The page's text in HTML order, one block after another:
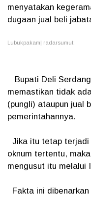
menyatakan
dugaan jual beli
Lubukpakam| radarsumut:
Bupati Deli
memastikan tidak
(pungli) ataupun jual
pemerintahannya.
Jika itu tetap terjadi
oknum tertentu,
mengusut itu melalui
Fakta ini